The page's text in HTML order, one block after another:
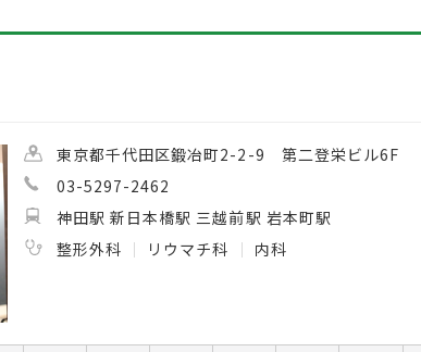
東京都千代田区鍛冶町2-2-9 第二登栄ビル6F
03-5297-2462
神田駅 新日本橋駅 三越前駅 岩本町駅
整形外科
リウマチ科 内科